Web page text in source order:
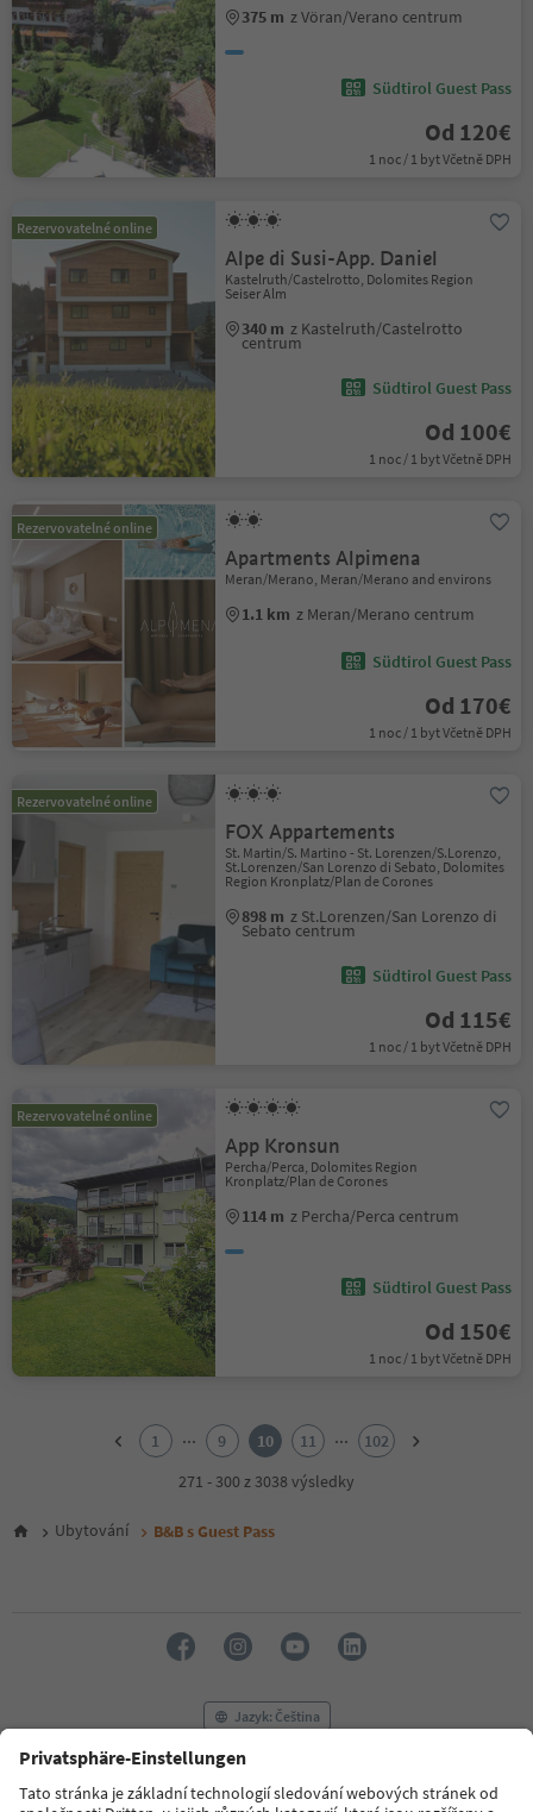
375 m z Vöran/Verano centrum
Südtirol Guest Pass
Od 120€
1 noc / 1 byt Včetně DPH
Rezervovatelné online
Alpe di Susi-App. Daniel
Kastelruth/Castelrotto, Dolomites Region
Seiser Alm
340 m z Kastelruth/Castelrotto
centrum
Südtirol Guest Pass
Od 100€
1 noc / 1 byt Včetně DPH
Rezervovatelné online
Apartments Alpimena
Meran/Merano, Meran/Merano and environs
1.1 km z Meran/Merano centrum
Südtirol Guest Pass
Od 170€
1 noc / 1 byt Včetně DPH
Rezervovatelné online
FOX Appartements
St. Martin/S. Martino - St. Lorenzen/S.Lorenzo,
St.Lorenzen/San Lorenzo di Sebato, Dolomites
Region Kronplatz/Plan de Corones
898 m z St.Lorenzen/San Lorenzo di
Sebato centrum
Südtirol Guest Pass
Od 115€
1 noc / 1 byt Včetně DPH
Rezervovatelné online
App Kronsun
Percha/Perca, Dolomites Region
Kronplatz/Plan de Corones
114 m z Percha/Perca centrum
Südtirol Guest Pass
Od 150€
1 noc / 1 byt Včetně DPH
6
16
17
1 ... 9 10 11 ...
102
271 - 300 z 3038 výsledky
Ubytování B&B s Guest Pass
Jazyk: Čeština
FAQ Kontaktujte nás Tisk MICE